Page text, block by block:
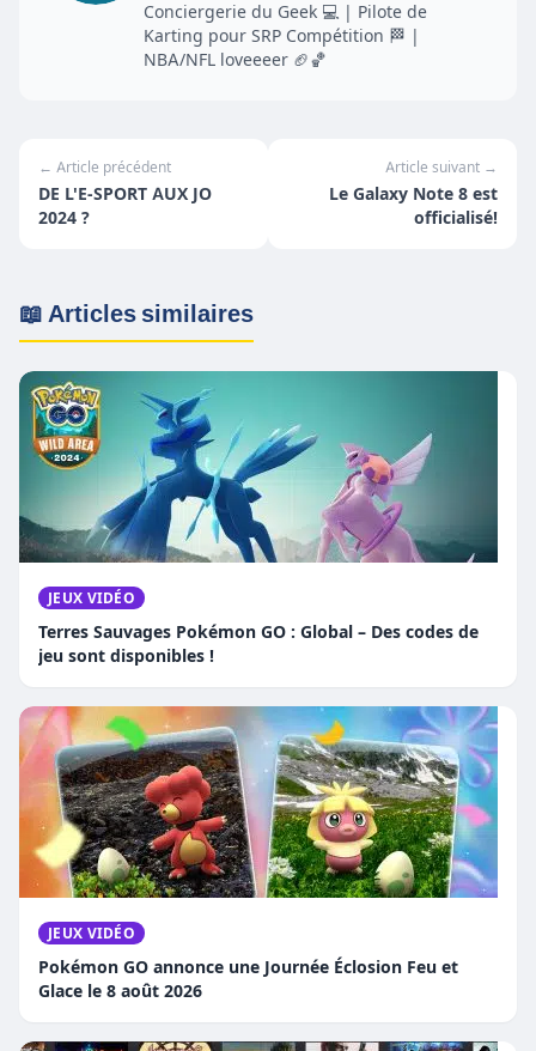
Conciergerie du Geek 💻 | Pilote de
Karting pour SRP Compétition 🏁 |
NBA/NFL loveeeer 🏈🏀
← Article précédent
DE L'E-SPORT AUX JO
2024 ?
Article suivant →
Le Galaxy Note 8 est
officialisé!
📖 Articles similaires
JEUX VIDÉO
Terres Sauvages Pokémon GO : Global – Des codes de
jeu sont disponibles !
JEUX VIDÉO
Pokémon GO annonce une Journée Éclosion Feu et
Glace le 8 août 2026